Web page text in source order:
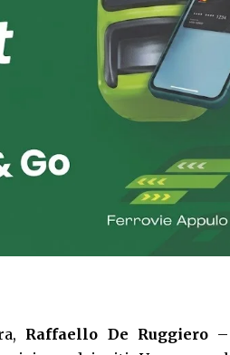
Raffaello De Ruggiero–